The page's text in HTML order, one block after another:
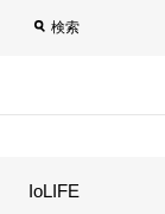
検索
IoLIFE